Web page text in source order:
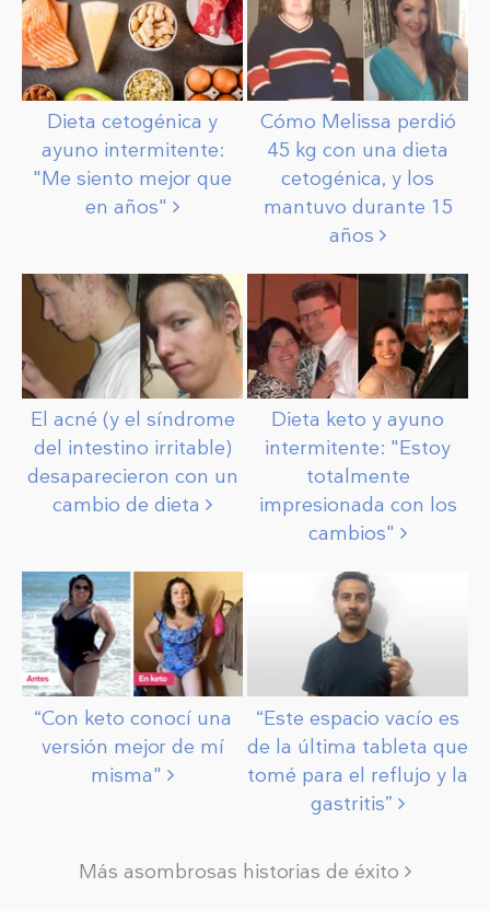
Dieta cetogénica y
ayuno intermitente:
"Me siento mejor que
en años"
Cómo Melissa perdió
45 kg con una dieta
cetogénica, y los
mantuvo durante 15
años
El acné (y el síndrome
del intestino irritable)
desaparecieron con un
cambio de dieta
Dieta keto y ayuno
intermitente: "Estoy
totalmente
impresionada con los
cambios"
“Con keto conocí una
versión mejor de mí
misma"
“Este espacio vacío es
de la última tableta que
tomé para el reflujo y la
gastritis”
Más asombrosas historias de éxito